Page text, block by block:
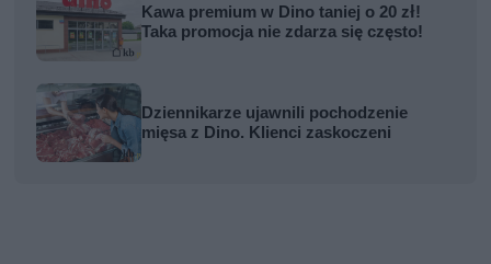
Kawa premium w Dino taniej o 20 zł!
Taka promocja nie zdarza się często!
Dziennikarze ujawnili pochodzenie
mięsa z Dino. Klienci zaskoczeni